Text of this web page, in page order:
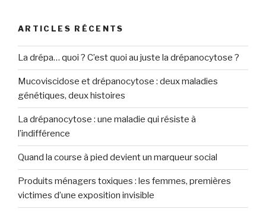
ARTICLES RÉCENTS
La drépa… quoi ? C’est quoi au juste la drépanocytose ?
Mucoviscidose et drépanocytose : deux maladies
génétiques, deux histoires
La drépanocytose : une maladie qui résiste à
l’indifférence
Quand la course à pied devient un marqueur social
Produits ménagers toxiques : les femmes, premières
victimes d’une exposition invisible